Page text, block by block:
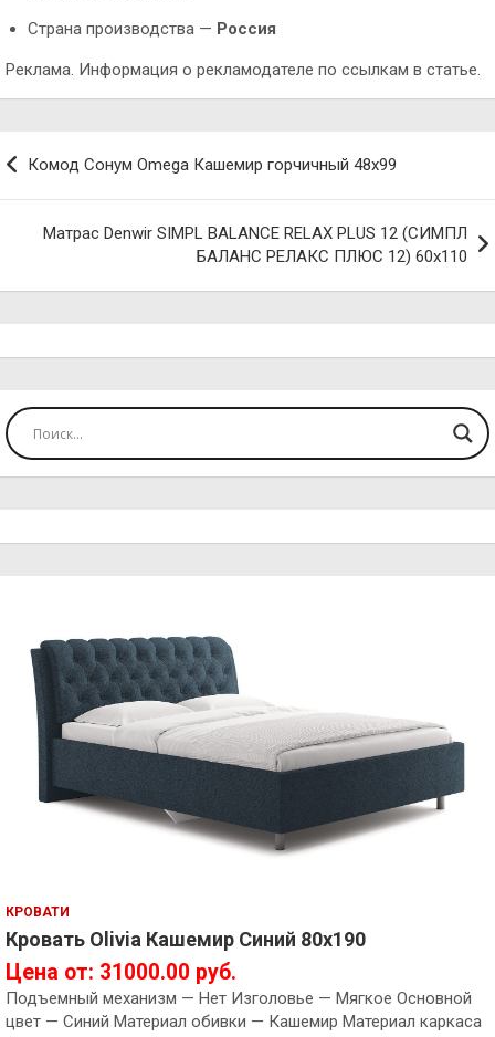
Страна производства — Россия
Реклама. Информация о рекламодателе по ссылкам в статье.
Комод Сонум Omega Кашемир горчичный 48х99
Матрас Denwir SIMPL BALANCE RELAX PLUS 12 (СИМПЛ
БАЛАНС РЕЛАКС ПЛЮС 12) 60х110
КРОВАТИ
Кровать Olivia Кашемир Синий 80х190
Цена от: 31000.00 руб.
Подъемный механизм — Нет Изголовье — Мягкое Основной
цвет — Синий Материал обивки — Кашемир Материал каркаса